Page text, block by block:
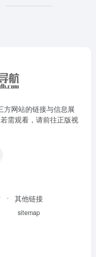
方网站的链接与信息展
需观看，请前往正版视
其他链接
sitemap